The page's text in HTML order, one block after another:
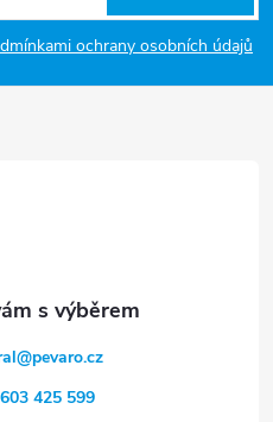
ochrany osobních údajů
@pevaro.cz
425 599